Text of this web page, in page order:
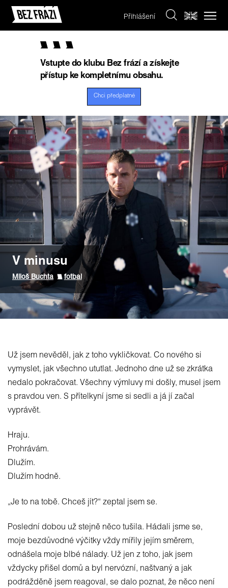
Přihlášení
Vstupte do klubu Bez frází a získejte
přístup ke kompletnímu obsahu.
Chci předplatné
V minusu
Miloš Buchta fotbal
Už jsem nevěděl, jak z toho vykličkovat. Co nového si
vymyslet, jak všechno ututlat. Jednoho dne už se zkrátka
nedalo pokračovat. Všechny výmluvy mi došly, musel jsem
s pravdou ven. S přítelkyní jsme si sedli a já jí začal
vyprávět.
Hraju.
Prohrávám.
Dlužím.
Dlužím hodně.
„Je to na tobě. Chceš jít?“ zeptal jsem se.
Poslední dobou už stejně něco tušila. Hádali jsme se,
moje bezdůvodné výčitky vždy mířily jejím směrem,
odnášela moje blbé nálady. Už jen z toho, jak jsem
vždycky přišel domů a byl nervózní, naštvaný a jak
podrážděně jsem reagoval, se dalo poznat, že něco není